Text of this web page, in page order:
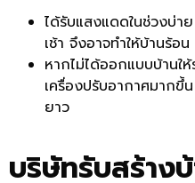
ได้รับแสงแดดในช่วงบ่า
เช้า จึงอาจทำให้บ้านร้อ
หากไม่ได้ออกแบบบ้านใ
เครื่องปรับอากาศมากขึ้
ยาว
บริษัทรับสร้าง